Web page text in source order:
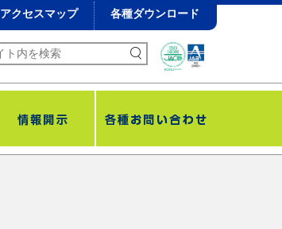
アクセスマップ 各種ダウンロード